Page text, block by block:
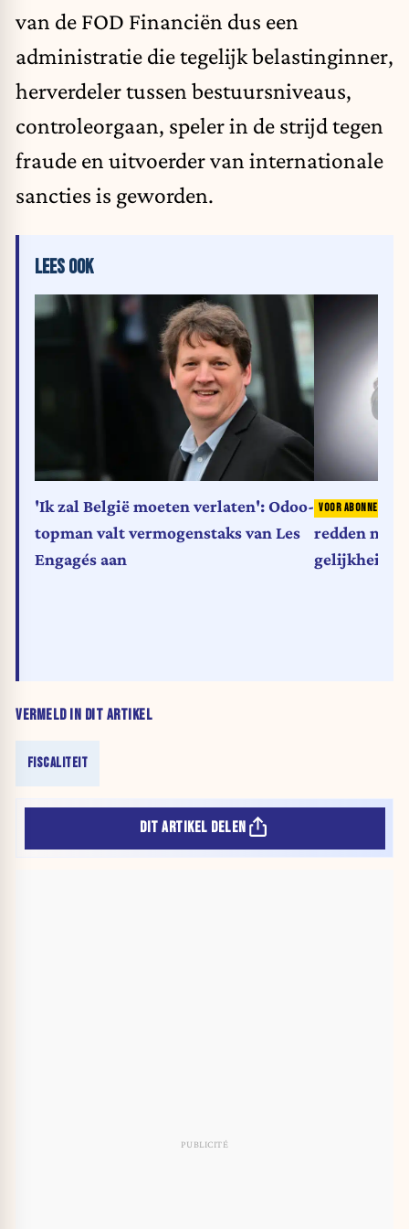
van de FOD Financiën dus een
administratie die tegelijk belastinginner,
herverdeler tussen bestuursniveaus,
controleorgaan, speler in de strijd tegen
fraude en uitvoerder van internationale
sancties is geworden.
VERMELD IN DIT ARTIKEL
FISCALITEIT
LEES OOK
'Ik zal België moeten verlaten': Odoo-
topman valt vermogenstaks van Les
Engagés aan
redden met
DIT ARTIKEL DELEN